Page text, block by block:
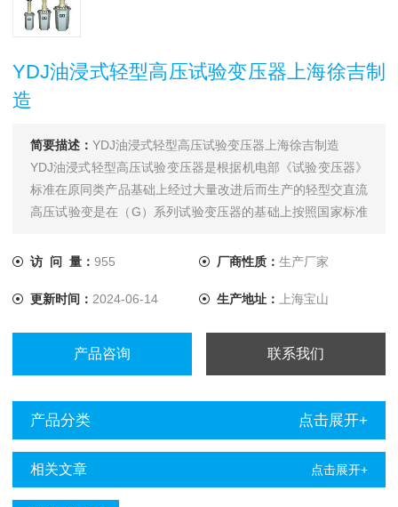
YDJ油浸式轻型高压试验变压器上海徐吉制
造
简要描述： YDJ油浸式轻型高压试验变压器上海徐吉制造
YDJ油浸式轻型高压试验变压器是根据机电部《试验变压器》
标准在原同类产品基础上经过大量改进后而生产的轻型交直流
高压试验变是在（G）系列试验变压器的基础上按照国家标准
访 问 量： 955 厂商性质： 生产厂家
更新时间： 2024-06-14 生产地址： 上海宝山
产品咨询 联系我们
产品分类 点击展开+
相关文章 点击展开+